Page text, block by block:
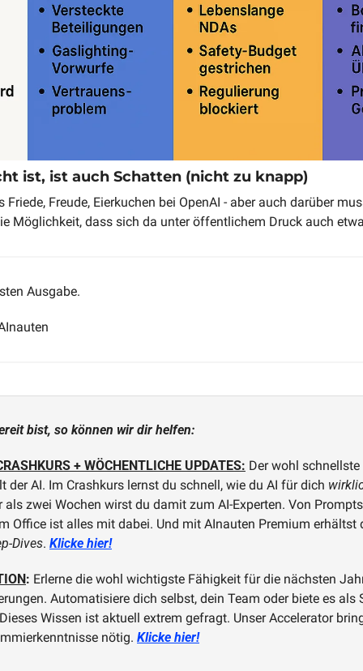
ist, ist auch Schatten (nicht zu knapp)
Freude, Eierkuchen bei OpenAI - aber auch darüber
Möglichkeit, dass sich da unter öffentlichem Druck auch
Ausgabe.
bist, so können wir dir helfen:
+ WÖCHENTLICHE UPDATES: Der wohl
der AI. Im Crashkurs lernst du schnell, wie du AI für dich
als zwei Wochen wirst du damit zum AI-Experten. Von
Office ist alles mit dabei. Und mit AInauten Premium erhältst
Dives. Klicke hier!
: Erlerne die wohl wichtigste Fähigkeit für die nächsten
Automatisiere dich selbst, dein Team oder biete es als
Wissen ist aktuell extrem gefragt. Unser Accelerator
nötig. Klicke hier!